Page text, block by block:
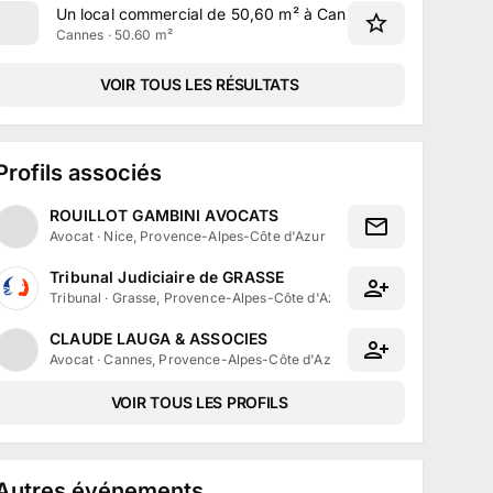
Un local commercial de 50,60 m² à Cannes
Cannes · 50.60 m²
VOIR TOUS LES RÉSULTATS
associés
ROUILLOT GAMBINI AVOCATS
Avocat · Nice, Provence-Alpes-Côte d'Azur
Tribunal Judiciaire de GRASSE
Tribunal · Grasse, Provence-Alpes-Côte d'Azur
CLAUDE LAUGA & ASSOCIES
Avocat ·Cannes, Provence-Alpes-Côte d'Azur
VOIR TOUS LES PROFILS